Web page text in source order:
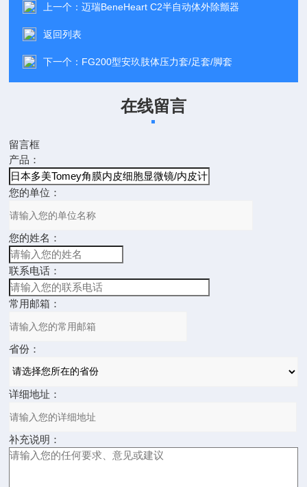
上一个：迈瑞BeneHeart C2半自动体外除颤器
返回列表
下一个： FG200型安玖肢体压力套/足套/脚套
在线留言
留言框
产品：
您的单位：
您的姓名：
联系电话：
常用邮箱：
省份：
详细地址：
补充说明：